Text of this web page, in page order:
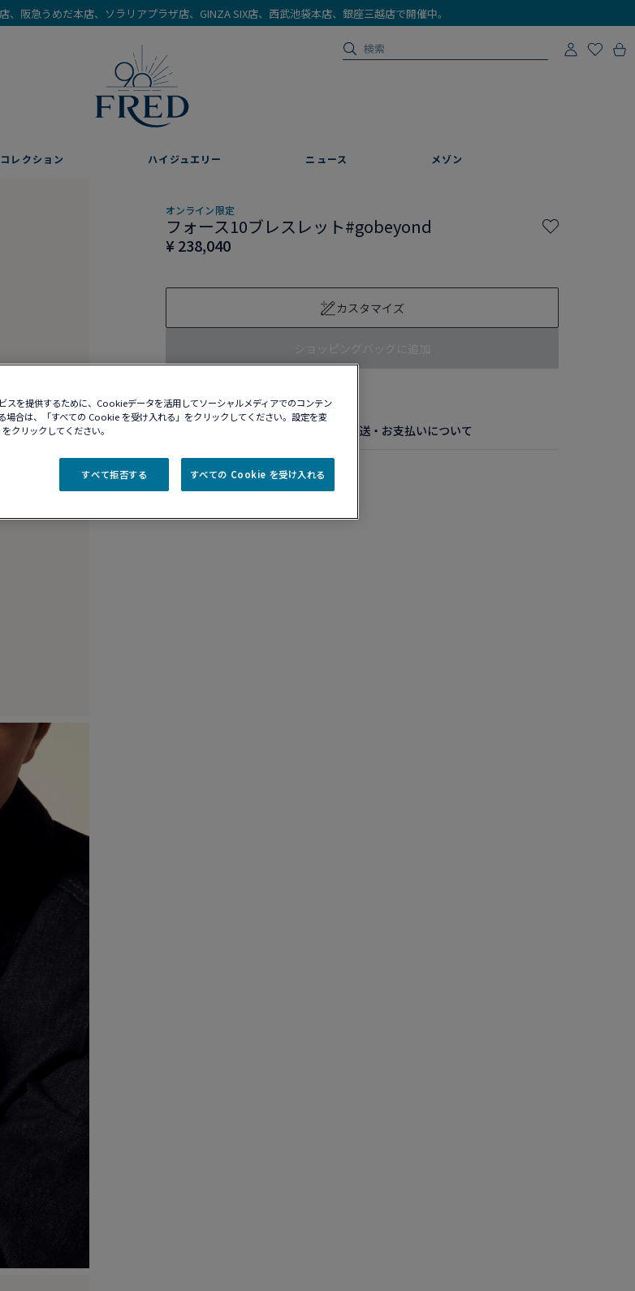
阪急うめだ本店、ソラリアプラザ店、GINZA SIX店、西武池袋本店、銀座三越店で開催中。
コレクション ハイジュエリー ニュース メゾン
オンライン限定
フォース10ブレスレット#gobeyond
¥ 238,040
カスタマイズ
ショッピングバッグに追加
配送・お支払いについて
ステンレススチール ラージモデル
スを提供するために、Cookieデータを活用してソーシャルメディアでのコンテン
場合は、「すべての Cookie を受け入れる」をクリックしてください。設定を変
クリックしてください。
すべて拒否する すべての Cookie を受け入れる